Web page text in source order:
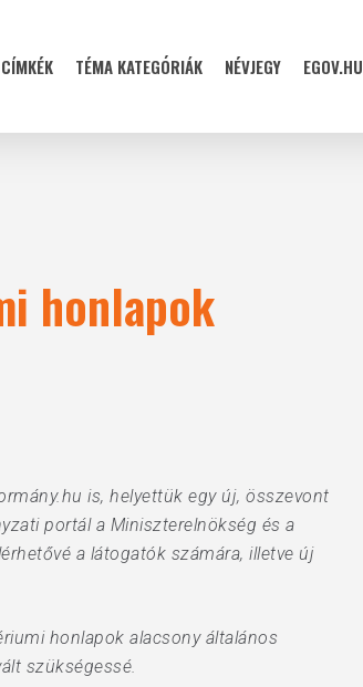
CÍMKÉK TÉMA KATEGÓRIÁK NÉVJEGY EGOV.HU
honlapok
is, helyettük egy új, összevont
portál a Miniszterelnökség és a
a látogatók számára, illetve új
honlapok alacsony általános
szükségessé.